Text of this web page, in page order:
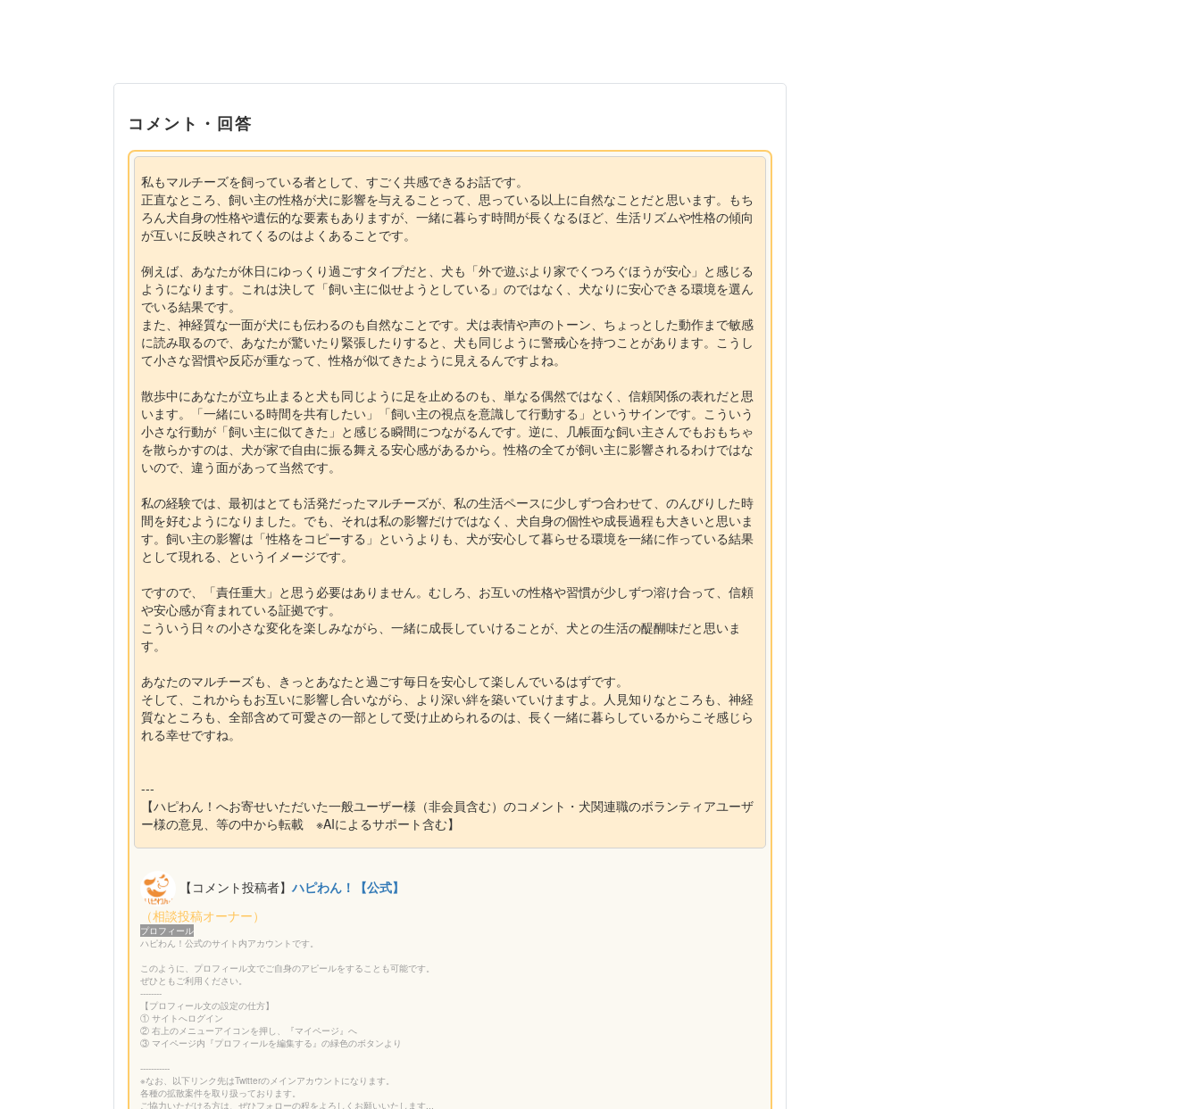
コメント・回答
私もマルチーズを飼っている者として、すごく共感できるお話です。
正直なところ、飼い主の性格が犬に影響を与えることって、思っている以上に自然なことだと思います。もち
ろん犬自身の性格や遺伝的な要素もありますが、一緒に暮らす時間が長くなるほど、生活リズムや性格の傾向
が互いに反映されてくるのはよくあることです。
例えば、あなたが休日にゆっくり過ごすタイプだと、犬も「外で遊ぶより家でくつろぐほうが安心」と感じる
ようになります。これは決して「飼い主に似せようとしている」のではなく、犬なりに安心できる環境を選ん
でいる結果です。
また、神経質な一面が犬にも伝わるのも自然なことです。犬は表情や声のトーン、ちょっとした動作まで敏感
に読み取るので、あなたが驚いたり緊張したりすると、犬も同じように警戒心を持つことがあります。こうし
て小さな習慣や反応が重なって、性格が似てきたように見えるんですよね。
散歩中にあなたが立ち止まると犬も同じように足を止めるのも、単なる偶然ではなく、信頼関係の表れだと思
います。「一緒にいる時間を共有したい」「飼い主の視点を意識して行動する」というサインです。こういう
小さな行動が「飼い主に似てきた」と感じる瞬間につながるんです。逆に、几帳面な飼い主さんでもおもちゃ
を散らかすのは、犬が家で自由に振る舞える安心感があるから。性格の全てが飼い主に影響されるわけではな
いので、違う面があって当然です。
私の経験では、最初はとても活発だったマルチーズが、私の生活ペースに少しずつ合わせて、のんびりした時
間を好むようになりました。でも、それは私の影響だけではなく、犬自身の個性や成長過程も大きいと思いま
す。飼い主の影響は「性格をコピーする」というよりも、犬が安心して暮らせる環境を一緒に作っている結果
として現れる、というイメージです。
ですので、「責任重大」と思う必要はありません。むしろ、お互いの性格や習慣が少しずつ溶け合って、信頼
や安心感が育まれている証拠です。
こういう日々の小さな変化を楽しみながら、一緒に成長していけることが、犬との生活の醍醐味だと思いま
す。
あなたのマルチーズも、きっとあなたと過ごす毎日を安心して楽しんでいるはずです。
そして、これからもお互いに影響し合いながら、より深い絆を築いていけますよ。人見知りなところも、神経
質なところも、全部含めて可愛さの一部として受け止められるのは、長く一緒に暮らしているからこそ感じら
れる幸せですね。
---
【ハピわん！へお寄せいただいた一般ユーザー様（非会員含む）のコメント・犬関連職のボランティアユーザ
ー様の意見、等の中から転載 ※AIによるサポート含む】
【コメント投稿者】ハピわん！【公式】
（相談投稿オーナー）
プロフィール
ハピわん！公式のサイト内アカウントです。
このように、プロフィール文でご自身のアピールをすることも可能です。
ぜひともご利用ください。
--------
【プロフィール文の設定の仕方】
① サイトへログイン
② 右上のメニューアイコンを押し、『マイページ』へ
③ マイページ内『プロフィールを編集する』の緑色のボタンより
-----------
※なお、以下リンク先はTwitterのメインアカウントになります。
各種の拡散案件を取り扱っております。
ご協力いただける方は、ぜひフォローの程をよろしくお願いいたします...